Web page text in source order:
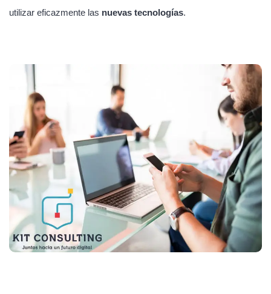
utilizar eficazmente las nuevas tecnologías.